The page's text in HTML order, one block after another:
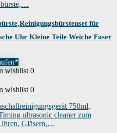
für
Uhr Kleine Teile Weiche Faser
wishlist 0
wishlist 0